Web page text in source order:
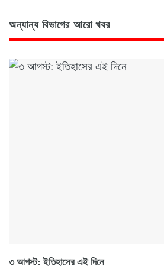
অন্যান্য বিভাগের আরো খবর
৩ আগস্ট: ইতিহাসের এই দিনে